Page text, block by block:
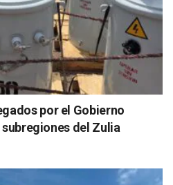
por el Gobierno
del Zulia